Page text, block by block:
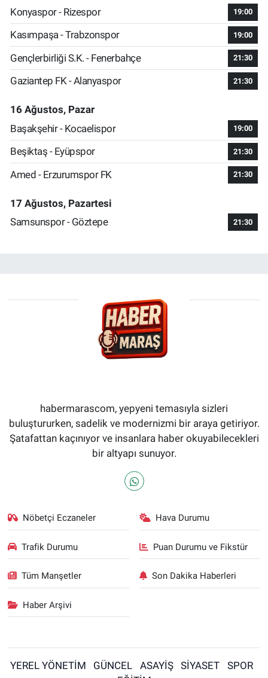
Konyaspor - Rizespor
19:00
Kasımpaşa - Trabzonspor 19:00
Gençlerbirliği S.K. - Fenerbahçe 21:30
Gaziantep FK - Alanyaspor 21:30
16 Ağustos, Pazar
Başakşehir - Kocaelispor
19:00
Beşiktaş - Eyüpspor 21:30
Amed - Erzurumspor FK 21:30
17 Ağustos, Pazartesi
Samsunspor - Göztepe
21:30
habermarascom, yepyeni temasıyla sizleri
buluştururken, sadelik ve modernizmi bir araya getiriyor.
Şatafattan kaçınıyor ve insanlara haber okuyabilecekleri
bir altyapı sunuyor.
Nöbetçi Eczaneler Hava Durumu
Trafik Durumu Puan Durumu ve Fikstür
Tüm Manşetler Son Dakika Haberleri
Haber Arşivi
YEREL YÖNETİM GÜNCEL ASAYİŞ SİYASET
SPOR